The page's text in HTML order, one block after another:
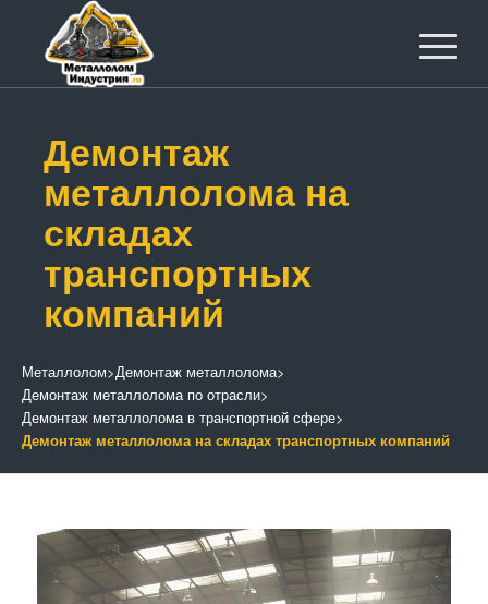
Демонтаж
металлолома на
складах
транспортных
компаний
Металлолом>Демонтаж металлолома>
Демонтаж металлолома по отрасли>
Демонтаж металлолома в транспортной сфере>
Демонтаж металлолома на складах транспортных компаний